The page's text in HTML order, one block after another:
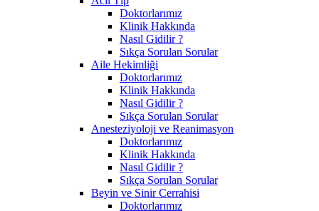
Doktorlarımız
Klinik Hakkında
Nasıl Gidilir ?
Sıkça Sorulan Sorular
Aile Hekimliği
Doktorlarımız
Klinik Hakkında
Nasıl Gidilir ?
Sıkça Sorulan Sorular
Anesteziyoloji ve Reanimasyon
Doktorlarımız
Klinik Hakkında
Nasıl Gidilir ?
Sıkça Sorulan Sorular
Beyin ve Sinir Cerrahisi
Doktorlarımız